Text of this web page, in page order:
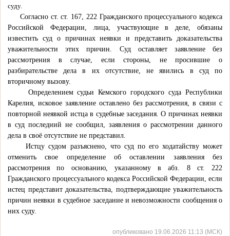
суду.
Согласно ст. ст. 167, 222 Гражданского процессуального кодекса
Российской Федерации, лица, участвующие в деле, обязаны
известить суд о причинах неявки и представить доказательства
уважительности этих причин. Суд оставляет заявление без
рассмотрения в случае, если стороны, не просившие о
разбирательстве дела в их отсутствие, не явились в суд по
вторичному вызову.
Определением судьи Кемского городского суда Республики
Карелия, исковое заявление оставлено без рассмотрения, в связи с
повторной неявкой истца в судебные заседания. О причинах неявки
в суд последний не сообщил, заявления о рассмотрении данного
дела в своё отсутствие не представил.
Истцу судом разъяснено, что суд по его ходатайству может
отменить свое определение об оставлении заявления без
рассмотрения по основанию, указанному в абз. 8 ст. 222
Гражданского процессуального кодекса Российской Федерации, если
истец представит доказательства, подтверждающие уважительность
причин неявки в судебное заседание и невозможности сообщения о
них суду.
опубликовано 19.06.2026 11:13 (МСК)